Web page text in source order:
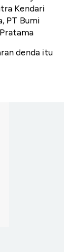
Kendari
PT Bumi
denda itu